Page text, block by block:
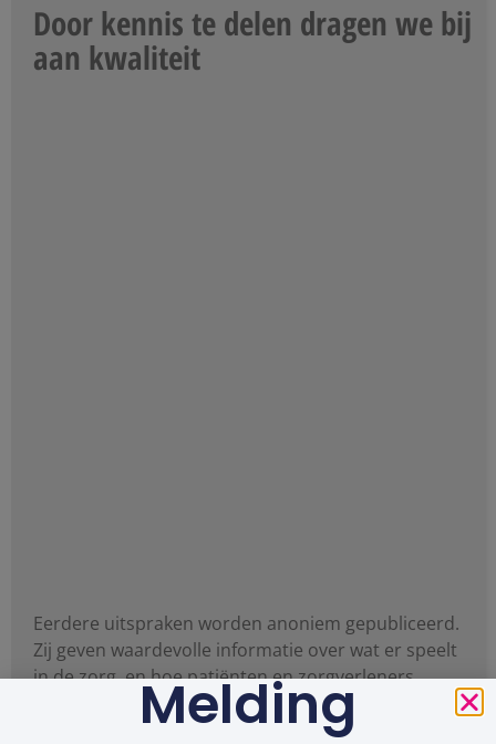
Door kennis te delen dragen we bij
aan kwaliteit
Eerdere uitspraken worden anoniem gepubliceerd.
Zij geven waardevolle informatie over wat er speelt
in de zorg, en hoe patiënten en zorgverleners
daarvan kunnen leren.Melding